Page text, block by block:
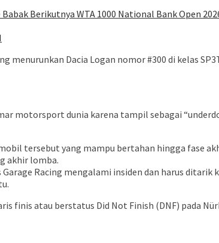
Berikutnya WTA 1000 National Bank Open
menurunkan Dacia Logan nomor #300 di kelas
motorsport dunia karena tampil sebagai
tersebut yang mampu bertahan hingga fase
akhir lomba.
Garage Racing mengalami insiden dan harus
finis atau berstatus Did Not Finish (DNF) pada